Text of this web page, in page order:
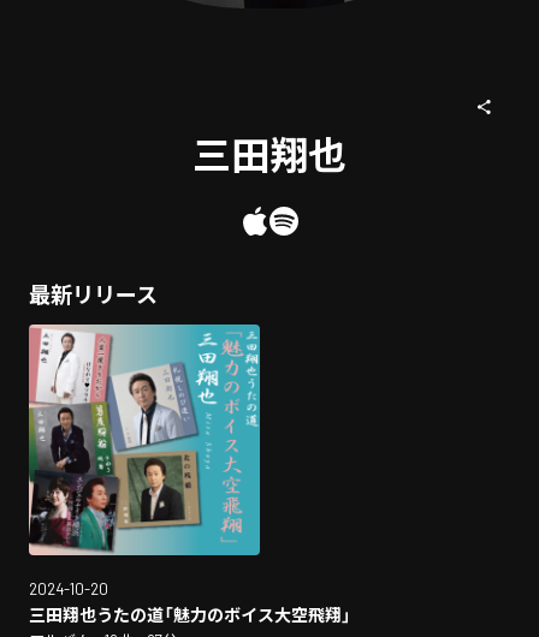
三田翔也
最新リリース
2024-10-20
三田翔也うたの道「魅力のボイス大空飛翔」